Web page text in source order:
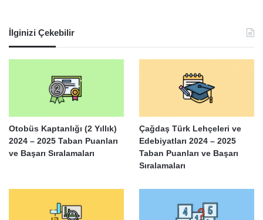
İlginizi Çekebilir
Otobüs Kaptanlığı (2 Yıllık)
2024 – 2025 Taban Puanları
ve Başarı Sıralamaları
Çağdaş Türk Lehçeleri ve
Edebiyatları 2024 – 2025
Taban Puanları ve Başarı
Sıralamaları